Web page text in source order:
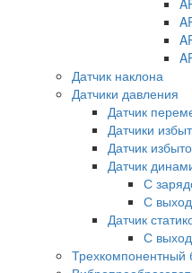
Датчик наклона
Датчики давления
Датчик
Датчики
Датчик
Датчик
С
С
Датчик
С
Трехкомпонентный